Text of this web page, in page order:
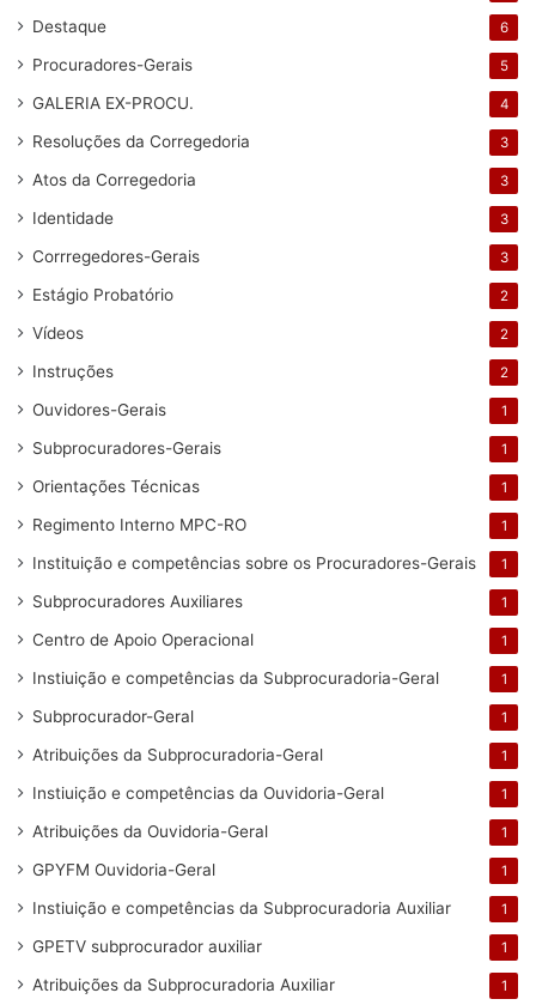
Destaque 6
Procuradores-Gerais 5
GALERIA EX-PROCU. 4
Resoluções da Corregedoria 3
Atos da Corregedoria 3
Identidade 3
Corrregedores-Gerais 3
Estágio Probatório 2
Vídeos 2
Instruções 2
Ouvidores-Gerais 1
Subprocuradores-Gerais 1
Orientações Técnicas 1
Regimento Interno MPC-RO 1
Instituição e competências sobre os Procuradores-Gerais 1
Subprocuradores Auxiliares 1
Centro de Apoio Operacional 1
Instiuição e competências da Subprocuradoria-Geral 1
Subprocurador-Geral 1
Atribuições da Subprocuradoria-Geral 1
Instiuição e competências da Ouvidoria-Geral 1
Atribuições da Ouvidoria-Geral 1
GPYFM Ouvidoria-Geral 1
Instiuição e competências da Subprocuradoria Auxiliar 1
GPETV subprocurador auxiliar 1
Atribuições da Subprocuradoria Auxiliar 1